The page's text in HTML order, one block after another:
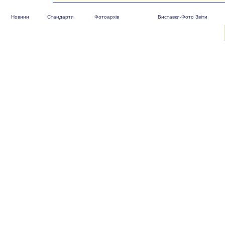
Новини Стандарти Фотоархів Виставки-Фото Звіти